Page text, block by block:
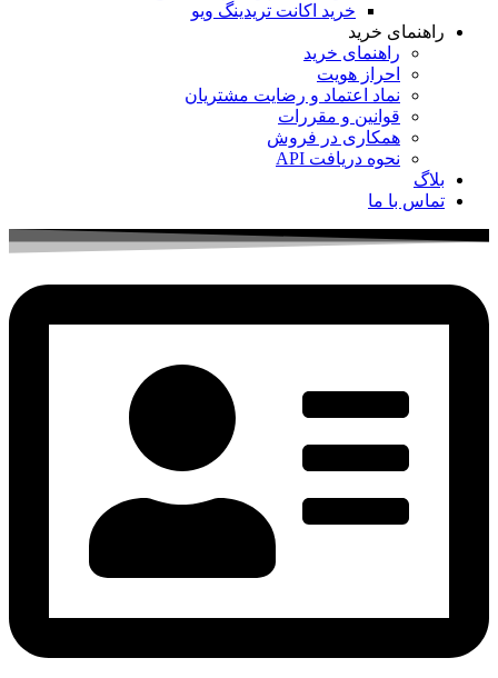
خرید اکانت تریدینگ ویو
راهنمای خرید
راهنمای خرید
احراز هویت
نماد اعتماد و رضایت مشتریان
قوانین و مقررات
همکاری در فروش
نحوه دریافت API
بلاگ
تماس با ما